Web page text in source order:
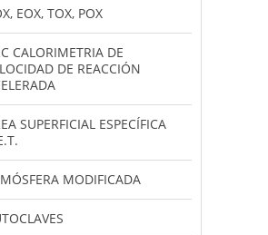
EOX, TOX, POX
CALORIMETRIA DE
DE REACCIÓN
SUPERFICIAL ESPECÍFICA
MODIFICADA